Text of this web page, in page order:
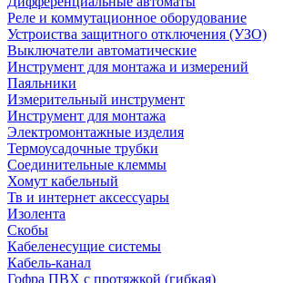
Реле и коммутационное оборудование
Устроиства защитного отключения (УЗО)
Выключатели автоматические
Инструмент для монтажа и измерений
Паяльники
Измерительный инструмент
Инструмент для монтажа
Электромонтажные изделия
Термоусадочные трубки
Соединительные клеммы
Хомут кабельный
Тв и интернет аксессуары
Изолента
Скобы
Кабеленесущие системы
Кабель-канал
Гофра ПВХ с протяжкой (гибкая)